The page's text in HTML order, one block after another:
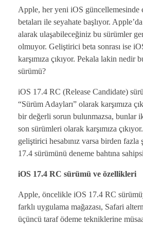
Apple, her yeni iOS güncellemesinde
betaları ile seyahate başlıyor.
alarak ulaşabileceğiniz bu sürümler
olmuyor. Geliştirici beta sonrası ise
karşımıza çıkıyor. Pekala lakin nedir
sürümü?
iOS 17.4 RC (Release Candidate)
“Sürüm Adayları” olarak karşımıza
bir değerli sorun bulunmazsa, bunlar
son sürümleri olarak karşımıza
geliştirici hesabınız varsa birden fazla
17.4 sürümünü deneme bahtına
iOS 17.4 RC sürümü ve özellikleri
Apple, öncelikle iOS 17.4 RC
farklı uygulama mağazası, Safari
üçüncü taraf ödeme tekniklerine